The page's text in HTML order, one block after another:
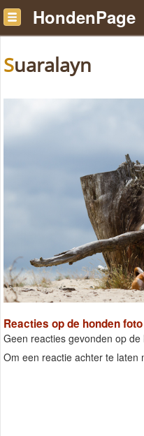
HondenPage
Suaralayn
Reacties op de honden
Geen reacties gevonden op
Om een reactie achter te laten